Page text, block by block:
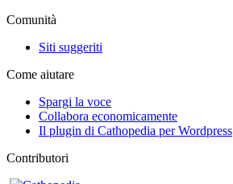
Comunità
Siti suggeriti
Come aiutare
Spargi la voce
Collabora economicamente
Il plugin di Cathopedia per Wordpress
Contributori